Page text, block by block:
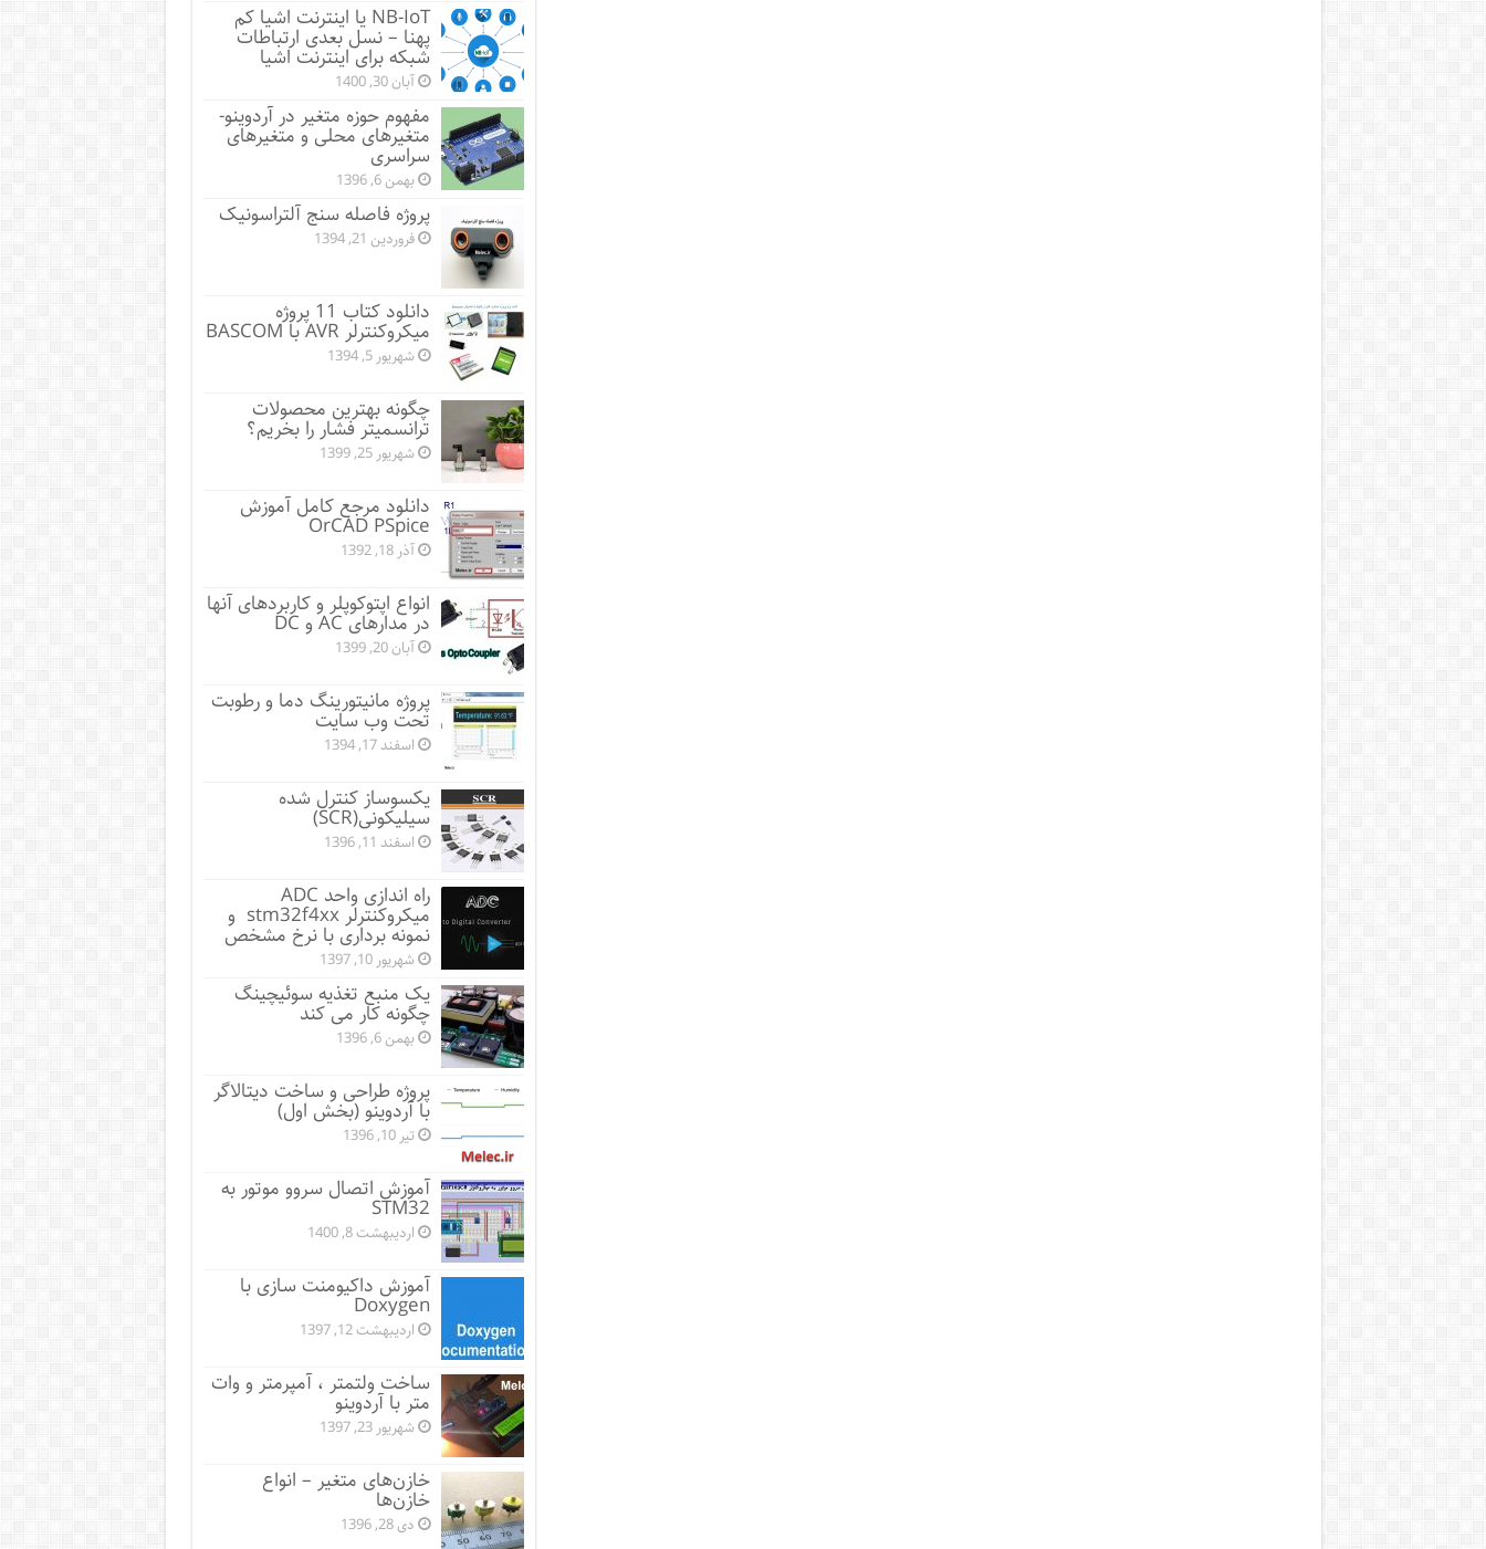
NB-IoT یا اینترنت اشیا کم
پهنا – نسل بعدی ارتباطات
شبکه برای اینترنت اشیا
آبان 30, 1400
مفهوم حوزه متغیر در آردوینو-
متغیرهای محلی و متغیرهای
سراسری
بهمن 6, 1396
پروژه فاصله سنج آلتراسونیک
فروردین 21, 1394
دانلود کتاب 11 پروژه
میکروکنترلر AVR با BASCOM
شهریور 5, 1394
چگونه بهترین محصولات
ترانسمیتر فشار را بخریم؟
شهریور 25, 1399
دانلود مرجع کامل آموزش
OrCAD PSpice
آذر 18, 1392
انواع اپتوکوپلر و کاربردهای آنها
در مدارهای AC و DC
آبان 20, 1399
پروژه مانيتورينگ دما و رطوبت
تحت وب سایت
اسفند 17, 1394
یکسوساز کنترل شده
سیلیکونی(SCR)
اسفند 11, 1396
راه اندازی واحد ADC
میکروکنترلر stm32f4xx و
نمونه برداری با نرخ مشخص
شهریور 10, 1397
یک منبع تغذیه سوئیچینگ
چگونه کار می کند
بهمن 6, 1396
پروژه طراحی و ساخت دیتالاگر
با آردوینو (بخش اول)
تیر 10, 1396
آموزش اتصال سروو موتور به
STM32
اردیبهشت 8, 1400
آموزش داکیومنت سازی با
Doxygen
اردیبهشت 12, 1397
ساخت ولتمتر ، آمپرمتر و وات
متر با آردوینو
شهریور 23, 1397
خازن‌های متغیر – انواع
خازن‌ها
دی 28, 1396